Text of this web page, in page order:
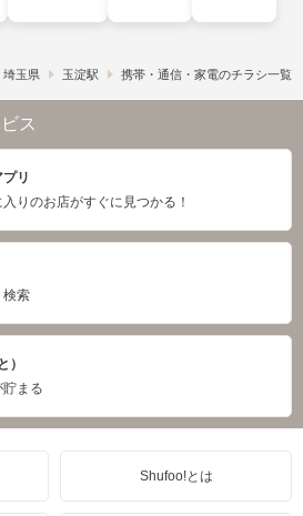
埼玉県 玉淀駅 携帯・通信・家電のチラシ一覧
ス
リ
りのお店がすぐに見つかる！
検索
）
まる
Shufoo!とは